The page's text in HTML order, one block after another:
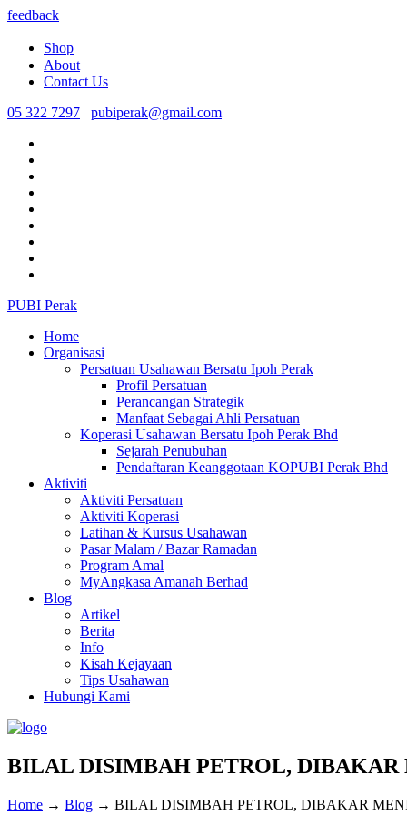
feedback
Shop
About
Contact Us
05 322 7297
pubiperak@gmail.com
PUBI Perak
Home
Organisasi
Persatuan Usahawan Bersatu Ipoh Perak
Profil Persatuan
Perancangan Strategik
Manfaat Sebagai Ahli Persatuan
Koperasi Usahawan Bersatu Ipoh Perak Bhd
Sejarah Penubuhan
Pendaftaran Keanggotaan KOPUBI Perak Bhd
Aktiviti
Aktiviti Persatuan
Aktiviti Koperasi
Latihan & Kursus Usahawan
Pasar Malam / Bazar Ramadan
Program Amal
MyAngkasa Amanah Berhad
Blog
Artikel
Berita
Info
Kisah Kejayaan
Tips Usahawan
Hubungi Kami
BILAL DISIMBAH PETROL, DIBAKAR
Home → Blog → BILAL DISIMBAH PETROL, DIBAKAR